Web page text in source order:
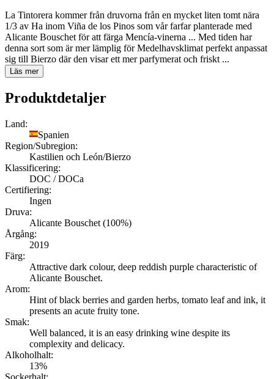
La Tintorera kommer från druvorna från en mycket liten tomt nära
1/3 av Ha inom Viña de los Pinos som vår farfar planterade med
Alicante Bouschet för att färga Mencía-vinerna ... Med tiden har
denna sort som är mer lämplig för Medelhavsklimat perfekt anpassat
sig till Bierzo där den visar ett mer parfymerat och friskt ...
Läs mer
Produktdetaljer
Land:
Spanien
Region/Subregion:
Kastilien och León/Bierzo
Klassificering:
DOC / DOCa
Certifiering:
Ingen
Druva:
Alicante Bouschet (100%)
Årgång:
2019
Färg:
Attractive dark colour, deep reddish purple characteristic of
Alicante Bouschet.
Arom:
Hint of black berries and garden herbs, tomato leaf and ink, it
presents an acute fruity tone.
Smak:
Well balanced, it is an easy drinking wine despite its
complexity and delicacy.
Alkoholhalt:
13%
Sockerhalt: